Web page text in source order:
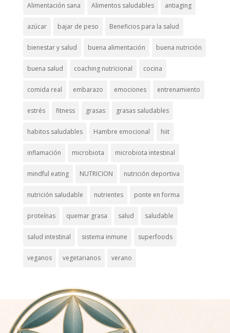
Alimentación sana Alimentos saludables antiaging
azúcar bajar de peso Beneficios para la salud
bienestar y salud buena alimentación buena nutrición
buena salud coaching nutricional cocina
comida real embarazo emociones entrenamiento
estrés fitness grasas grasas saludables
habitos saludables Hambre emocional hiit
inflamación microbiota microbiota intestinal
mindful eating NUTRICION nutrición deportiva
nutrición saludable nutrientes ponte en forma
proteínas quemar grasa salud saludable
salud intestinal sistema inmune superfoods
veganos vegetarianos verano